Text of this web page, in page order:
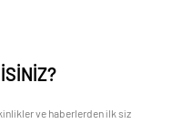
ve haberlerden ilk siz